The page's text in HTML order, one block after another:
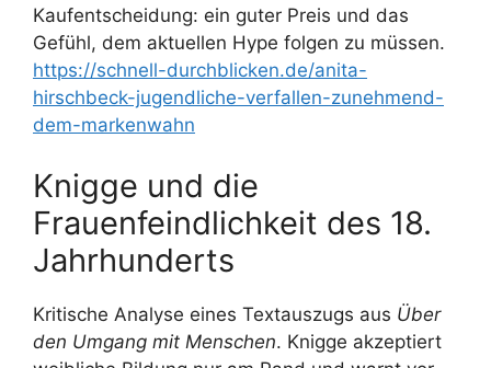
Kaufentscheidung: ein guter Preis und das
Gefühl, dem aktuellen Hype folgen zu müssen.
https://schnell-durchblicken.de/anita-
hirschbeck-jugendliche-verfallen-zunehmend-
dem-markenwahn
Knigge und die
Frauenfeindlichkeit des 18.
Jahrhunderts
Kritische Analyse eines Textauszugs aus Über
den Umgang mit Menschen. Knigge akzeptiert